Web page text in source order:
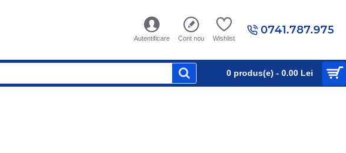
0741.787.975
Autentificare Cont nou Wishlist
0 produs(e) - 0.00 Lei